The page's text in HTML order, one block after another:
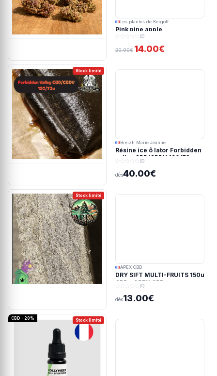
Les plantes de Kergoff
Pink pine apple
(0)
20.00€ 14.00€
Stock limité
Breizh Marie Jeanne
Résine ice ô lator Forbidden
valley CBD/CBDV 190/73u
(0)
dès40.00€
Stock limité
APEX CBD
DRY SIFT MULTI-FRUITS 150u
CBD - APEX CBD
(0)
dès13.00€
Stock limité
CBD - 20%